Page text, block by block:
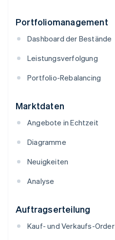
Portfoliomanagement
Dashboard der Bestände
Leistungsverfolgung
Portfolio-Rebalancing
Marktdaten
Angebote in Echtzeit
Diagramme
Neuigkeiten
Analyse
Auftragserteilung
Kauf- und Verkaufs-Order